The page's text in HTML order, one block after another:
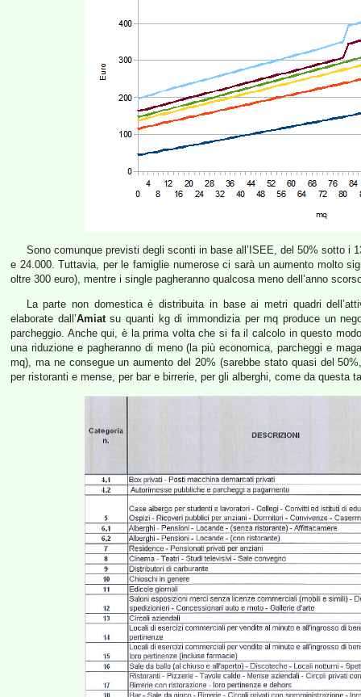
Sono comunque previsti degli sconti in base all’ISEE, del 50% sotto i
e 24.000. Tuttavia, per le famiglie numerose ci sarà un aumento molto
oltre 300 euro), mentre i single pagheranno qualcosa meno dell’anno
La parte non domestica è distribuita in base ai metri quadri
elaborate dall’Amiatsu quanti kg di immondizia per mq produce un
parcheggio. Anche qui, è la prima volta che si fa il calcolo in questo
una riduzione e pagheranno di meno (la più economica, parcheggi e
mq), ma ne consegue un aumento del 20% (sarebbe stato quasi del
per ristoranti e mense, per bar e birrerie, per gli alberghi, come da questa